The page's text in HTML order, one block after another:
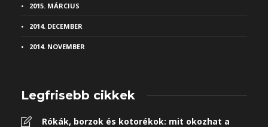
2015. MÁRCIUS
2014. DECEMBER
2014. NOVEMBER
Legfrisebb cikkek
Rókák, borzok és kotorékok: mit okozhat a